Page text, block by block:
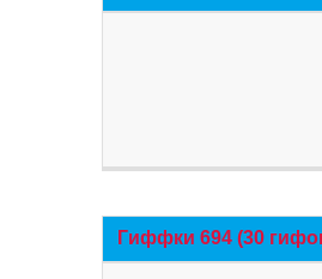
Гиффки 694 (30